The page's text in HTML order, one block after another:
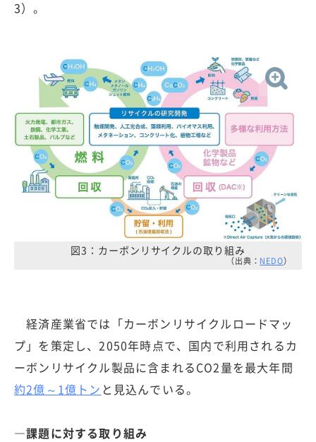
3）。
図3：カーボンリサイクルの取り組み
（出典： NEDO）
経済産業省では「カーボンリサイクルロードマッ
プ」を策定し、2050年時点で、国内で利用されるカ
ーボンリサイクル製品に含まれるCO2量を最大年間
約2億～1億トン と見込んでいる。
―課題に対する取り組み